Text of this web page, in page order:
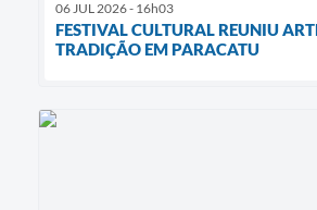
06 JUL 2026 - 16h03
FESTIVAL CULTURAL REUNIU
TRADIÇÃO EM PARACATU